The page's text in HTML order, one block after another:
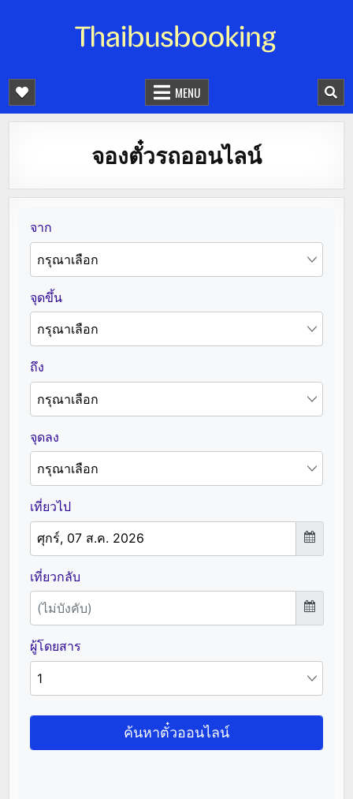
จองตั๋วรถออนไลน์ 24 ชั่วโมง
MENU
จองตั๋วรถออนไลน์